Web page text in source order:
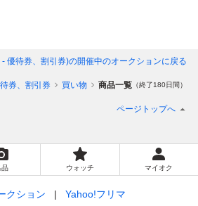
優待券、割引券)の開催中のオークションに戻る
券、割引券 買い物 商品一覧 （終了180日間）
ページトップへ
品 ウォッチ マイオク
クション Yahoo!フリマ